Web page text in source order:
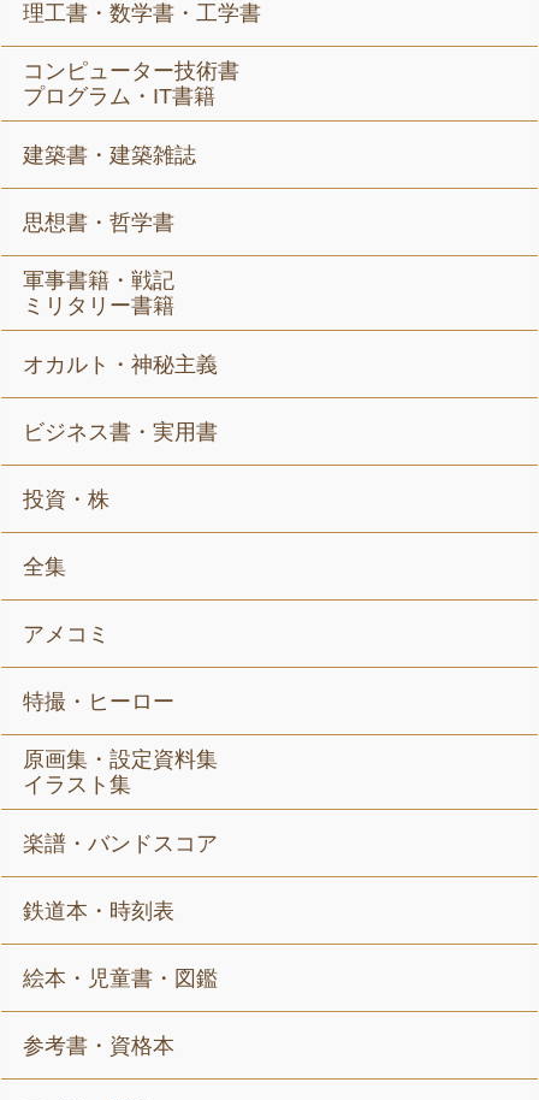
理工書・数学書・工学書
コンピューター技術書
プログラム・IT書籍
建築書・建築雑誌
思想書・哲学書
軍事書籍・戦記
ミリタリー書籍
オカルト・神秘主義
ビジネス書・実用書
投資・株
全集
アメコミ
特撮・ヒーロー
原画集・設定資料集
イラスト集
楽譜・バンドスコア
鉄道本・時刻表
絵本・児童書・図鑑
参考書・資格本